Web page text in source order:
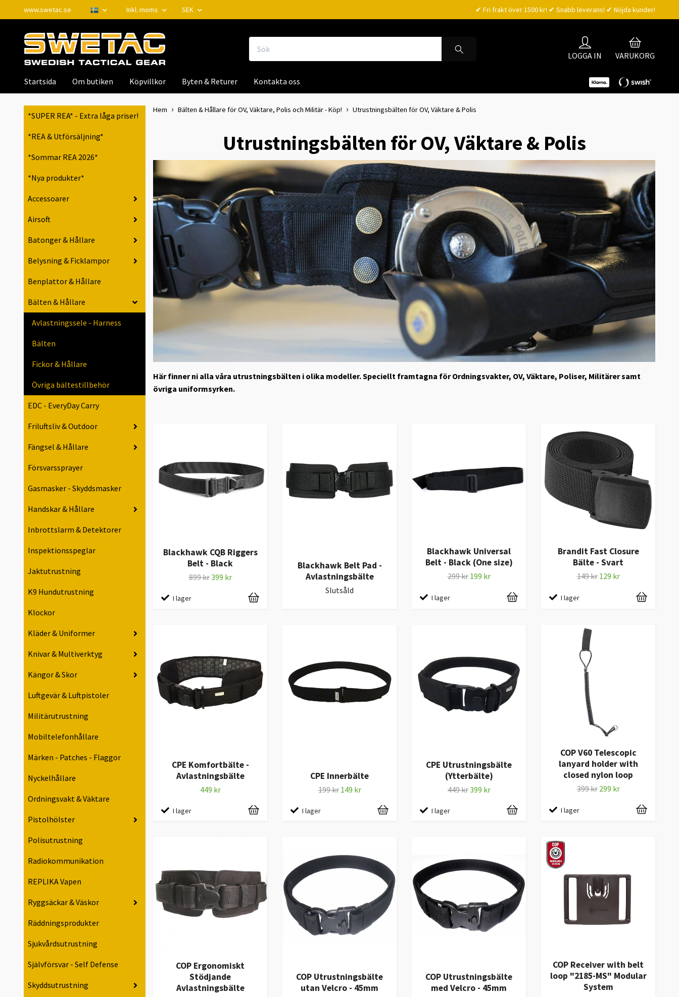
www.swetac.se Inkl. moms SEK ✔ Fri frakt över 1500 kr! ✔ Snabb leverans! ✔ Nöjda kunder!
LOGGA IN VARUKORG
Startsida Om butiken Köpvillkor Byten & Returer Kontakta oss
*SUPER REA* - Extra låga priser!
*REA & Utförsäljning*
*Sommar REA 2026*
*Nya produkter*
Accessoarer
Airsoft
Batonger & Hållare
Belysning & Ficklampor
Benplattor & Hållare
Bälten & Hållare
Avlastningssele - Harness
Bälten
Fickor & Hållare
Övriga bältestillbehör
EDC - EveryDay Carry
Friluftsliv & Outdoor
Fängsel & Hållare
Försvarssprayer
Gasmasker - Skyddsmasker
Handskar & Hållare
Inbrottslarm & Detektorer
Inspektionsspeglar
Jaktutrustning
K9 Hundutrustning
Klockor
Kläder & Uniformer
Knivar & Multiverktyg
Kängor & Skor
Luftgevär & Luftpistoler
Militärutrustning
Mobiltelefonhållare
Märken - Patches - Flaggor
Nyckelhållare
Ordningsvakt & Väktare
Pistolhölster
Polisutrustning
Radiokommunikation
REPLIKA Vapen
Ryggsäckar & Väskor
Räddningsprodukter
Sjukvårdsutrustning
Självförsvar - Self Defense
Skyddsutrustning
Hem Bälten & Hållare för OV, Väktare, Polis och Militär - Köp! Utrustningsbälten för OV, Väktare & Polis
Utrustningsbälten för OV, Väktare & Polis
Här finner ni alla våra utrustningsbälten i olika modeller. Speciellt framtagna för Ordningsvakter, OV, Väktare, Poliser, Militärer samt
övriga uniformsyrken.
Blackhawk CQB Riggers
Belt - Black
899 kr399 kr
I lager
Blackhawk Belt Pad -
Avlastningsbälte
Slutsåld
Blackhawk Universal
Belt - Black (One size)
299 kr 199 kr
I lager
Brandit Fast Closure
Bälte - Svart
149 kr 129 kr
I lager
CPE Komfortbälte -
Avlastningsbälte
449 kr
I lager
CPE Innerbälte
199 kr 149 kr
I lager
CPE Utrustningsbälte
(Ytterbälte)
449 kr399 kr
I lager
COP V60 Telescopic
lanyard holder with
closed nylon loop
399 kr 299 kr
I lager
COP Ergonomiskt
Stödjande
Avlastningsbälte
COP Utrustningsbälte
utan Velcro - 45mm
COP Utrustningsbälte
med Velcro - 45mm
COP Receiver with belt
loop "2185-MS" Modular
System